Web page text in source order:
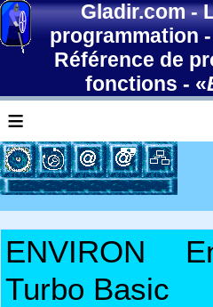
Gladir.com-
programmation
Référence de
fonctions - «
≡
ENVIRON
Turbo Basic